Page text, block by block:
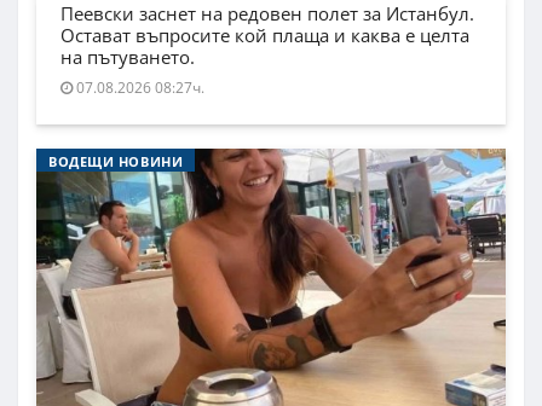
Пеевски заснет на редовен полет за Истанбул.
Остават въпросите кой плаща и каква е целта
на пътуването.
07.08.2026 08:27ч.
ВОДЕЩИ НОВИНИ